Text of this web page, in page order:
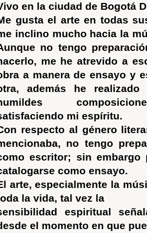
en la ciudad de Bogotá
gusta el arte en todas
inclino mucho hacia la
no tengo
me he atrevido a
a manera de ensayo y
además he
mi espíritu.
respecto al género
no tengo
escritor; sin embargo
como ensayo.
arte, especialmente la
la vida, tal vez la
espiritual
el momento en que